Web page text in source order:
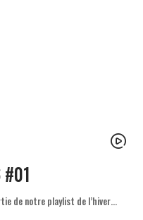
de notre playlist de l’hiver…